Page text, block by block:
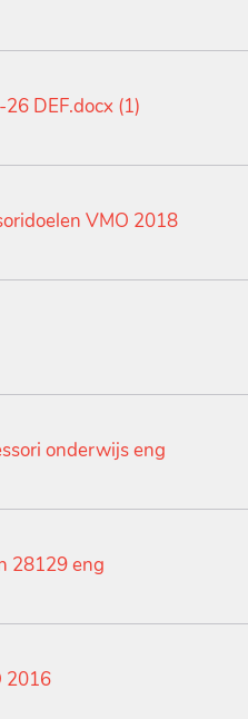
DEF.docx (1)
VMO 2018
onderwijs eng
28129 eng
2016